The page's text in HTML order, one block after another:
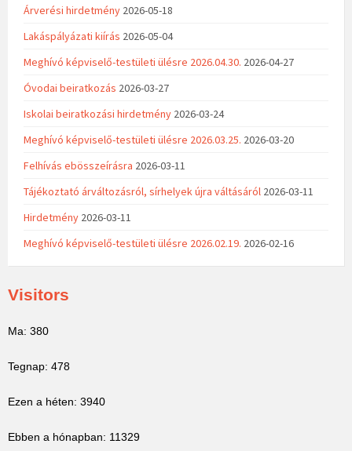
Árverési hirdetmény 2026-05-18
Lakáspályázati kiírás 2026-05-04
Meghívó képviselő-testületi ülésre 2026.04.30. 2026-04-27
Óvodai beiratkozás 2026-03-27
Iskolai beiratkozási hirdetmény 2026-03-24
Meghívó képviselő-testületi ülésre 2026.03.25. 2026-03-20
Felhívás ebösszeírásra 2026-03-11
Tájékoztató árváltozásról, sírhelyek újra váltásáról 2026-03-11
Hirdetmény 2026-03-11
Meghívó képviselő-testületi ülésre 2026.02.19. 2026-02-16
Visitors
Ma: 380
Tegnap: 478
Ezen a héten: 3940
Ebben a hónapban: 11329